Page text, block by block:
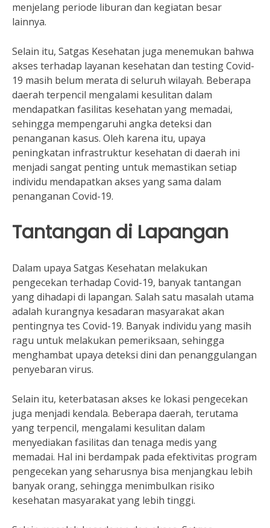
menjelang periode liburan dan kegiatan besar
lainnya.
Selain itu, Satgas Kesehatan juga menemukan bahwa
akses terhadap layanan kesehatan dan testing Covid-
19 masih belum merata di seluruh wilayah. Beberapa
daerah terpencil mengalami kesulitan dalam
mendapatkan fasilitas kesehatan yang memadai,
sehingga mempengaruhi angka deteksi dan
penanganan kasus. Oleh karena itu, upaya
peningkatan infrastruktur kesehatan di daerah ini
menjadi sangat penting untuk memastikan setiap
individu mendapatkan akses yang sama dalam
penanganan Covid-19.
Tantangan di Lapangan
Dalam upaya Satgas Kesehatan melakukan
pengecekan terhadap Covid-19, banyak tantangan
yang dihadapi di lapangan. Salah satu masalah utama
adalah kurangnya kesadaran masyarakat akan
pentingnya tes Covid-19. Banyak individu yang masih
ragu untuk melakukan pemeriksaan, sehingga
menghambat upaya deteksi dini dan penanggulangan
penyebaran virus.
Selain itu, keterbatasan akses ke lokasi pengecekan
juga menjadi kendala. Beberapa daerah, terutama
yang terpencil, mengalami kesulitan dalam
menyediakan fasilitas dan tenaga medis yang
memadai. Hal ini berdampak pada efektivitas program
pengecekan yang seharusnya bisa menjangkau lebih
banyak orang, sehingga menimbulkan risiko
kesehatan masyarakat yang lebih tinggi.